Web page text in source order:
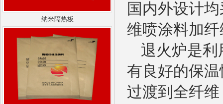
国内外设计
维喷涂料加
退火炉是
有良好的保
过渡到全纤